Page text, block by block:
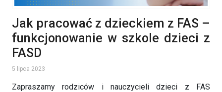
Jak pracować z dzieckiem z FAS –
funkcjonowanie w szkole dzieci z
FASD
5 lipca 2023
Zapraszamy rodziców i nauczycieli dzieci z FAS